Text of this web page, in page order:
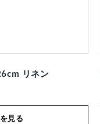
リネン
見る